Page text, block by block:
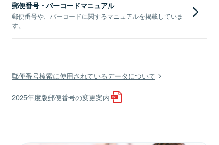
郵便番号・バーコードマニュアル
郵便番号や、バーコードに関するマニュアルを掲載していま
す。
郵便番号検索に使用されているデータについて
2025年度版郵便番号の変更案内